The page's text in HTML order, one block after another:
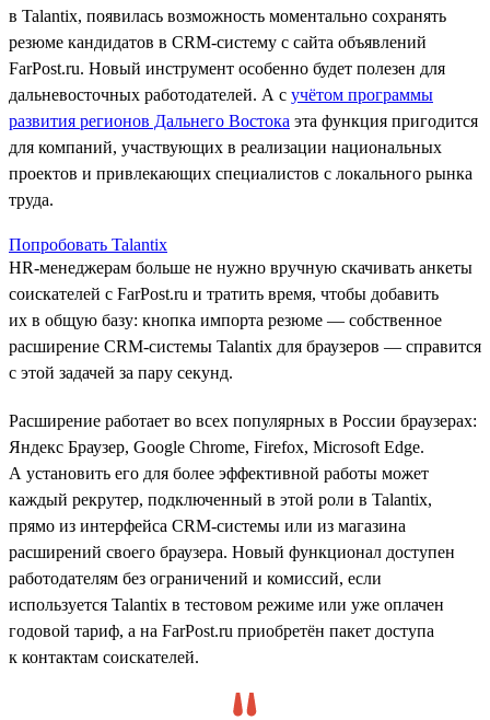
в Talantix, появилась возможность моментально сохранять
резюме кандидатов в CRM-систему с сайта объявлений
FarPost.ru. Новый инструмент особенно будет полезен для
дальневосточных работодателей. А с учётом программы
развития регионов Дальнего Востока эта функция пригодится
для компаний, участвующих в реализации национальных
проектов и привлекающих специалистов с локального рынка
труда.
Попробовать Talantix
HR-менеджерам больше не нужно вручную скачивать анкеты
соискателей с FarPost.ru и тратить время, чтобы добавить
их в общую базу: кнопка импорта резюме — собственное
расширение CRM-системы Talantix для браузеров — справится
с этой задачей за пару секунд.
Расширение работает во всех популярных в России браузерах:
Яндекс Браузер, Google Chrome, Firefox, Microsoft Edge.
А установить его для более эффективной работы может
каждый рекрутер, подключенный в этой роли в Talantix,
прямо из интерфейса CRM-системы или из магазина
расширений своего браузера. Новый функционал доступен
работодателям без ограничений и комиссий, если
используется Talantix в тестовом режиме или уже оплачен
годовой тариф, а на FarPost.ru приобретён пакет доступа
к контактам соискателей.